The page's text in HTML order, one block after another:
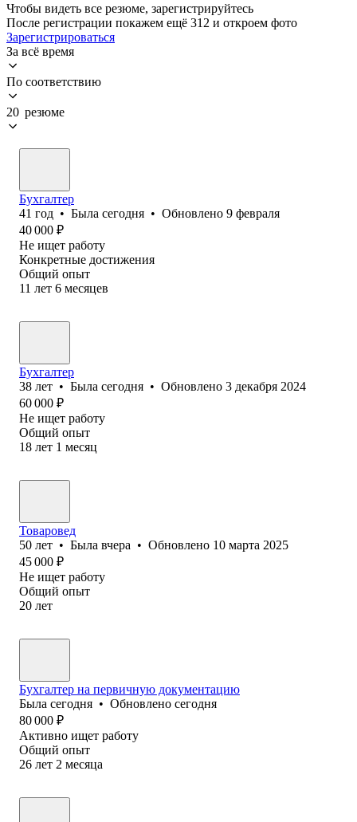
Чтобы видеть все резюме, зарегистрируйтесь
После регистрации покажем ещё 312 и откроем фото
Зарегистрироваться
За всё время
По соответствию
20 резюме
Бухгалтер
41 год • Была сегодня • Обновлено 9 февраля
40 000 ₽
Не ищет работу
Конкретные достижения
Общий опыт
11 лет 6 месяцев
Бухгалтер
38 лет • Была сегодня • Обновлено 3 декабря 2024
60 000 ₽
Не ищет работу
Общий опыт
18 лет 1 месяц
Товаровед
50 лет • Была вчера • Обновлено 10 марта 2025
45 000 ₽
Не ищет работу
Общий опыт
20 лет
Бухгалтер на первичную документацию
Была сегодня • Обновлено сегодня
80 000 ₽
Активно ищет работу
Общий опыт
26 лет 2 месяца